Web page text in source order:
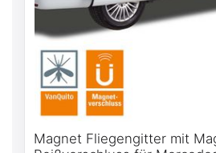
Magnet Fliegengitter mit